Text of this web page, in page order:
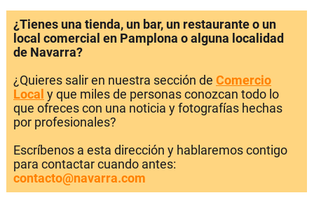
¿Tienes una tienda, un bar, un restaurante o un
local comercial en Pamplona o alguna localidad
de Navarra?
¿Quieres salir en nuestra sección de Comercio
Local y que miles de personas conozcan todo lo
que ofreces con una noticia y fotografías hechas
por profesionales?
Escríbenos a esta dirección y hablaremos contigo
para contactar cuando antes:
contacto@navarra.com